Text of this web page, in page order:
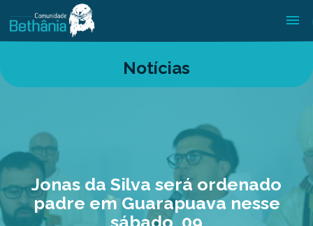
Notícias
Jonas da Silva será ordenado
padre em Guarapuava nesse
sábado, 09